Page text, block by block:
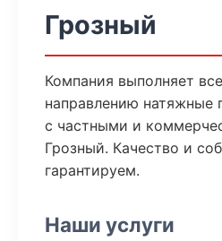
Грозный
Компания выполняет
направлению натяжные
с частными и
Грозный. Качество и
гарантируем.
Наши услуги